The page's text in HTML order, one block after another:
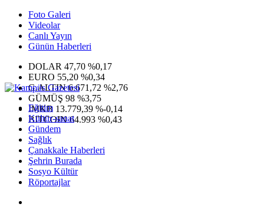
Foto Galeri
Videolar
Canlı Yayın
Günün Haberleri
DOLAR 47,70 %0,17
EURO 55,20 %0,34
G.ALTIN6.671,72 %2,76
GÜMÜŞ 98 %3,75
IMKB 13.779,39 %-0,14
BITCOIN64.993 %0,43
Eğitim
Kültür-sanat
Gündem
Sağlık
Çanakkale Haberleri
Şehrin Burada
Sosyo Kültür
Röportajlar